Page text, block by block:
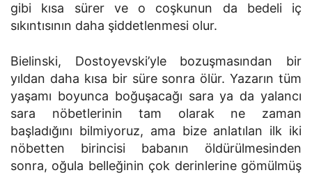
gibi kısa sürer ve o coşkunun da bedeli iç
sıkıntısının daha şiddetlenmesi olur.
Bielinski, Dostoyevski’yle bozuşmasından bir
yıldan daha kısa bir süre sonra ölür. Yazarın tüm
yaşamı boyunca boğuşacağı sara ya da yalancı
sara nöbetlerinin tam olarak ne zaman
başladığını bilmiyoruz, ama bize anlatılan ilk iki
nöbetten birincisi babanın öldürülmesinden
sonra, oğula belleğinin çok derinlerine gömülmüş